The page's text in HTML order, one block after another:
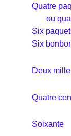
Quatre
ou
Six
Six
Deux mille
Quatre
Soixante